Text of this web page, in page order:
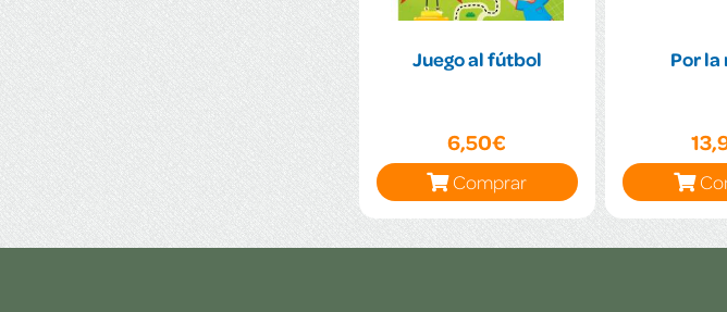
Juego al fútbol
6,50€
Comprar
Por la